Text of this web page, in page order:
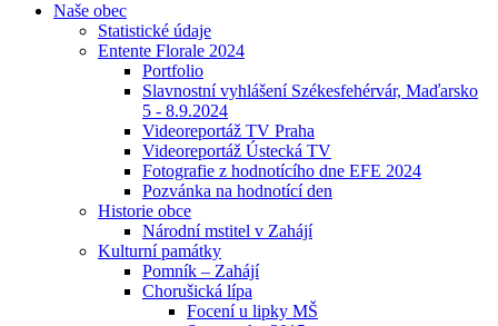
Naše obec
Statistické údaje
Entente Florale 2024
Portfolio
Slavnostní vyhlášení Székesfehérvár, Maďarsko
5 - 8.9.2024
Videoreportáž TV Praha
Videoreportáž Ústecká TV
Fotografie z hodnotícího dne EFE 2024
Pozvánka na hodnotící den
Historie obce
Národní mstitel v Zahájí
Kulturní památky
Pomník – Zahájí
Chorušická lípa
Focení u lipky MŠ